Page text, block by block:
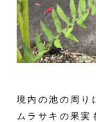
境内の池の周り
ムラサキの果実